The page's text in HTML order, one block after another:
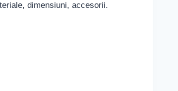
dimensiuni, accesorii.